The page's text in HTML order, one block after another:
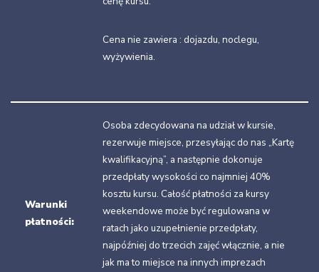
Cena nie zawiera : dojazdu, noclegu,
wyżywienia.
Warunki
płatności:
Osoba zdecydowana na udział w kursie,
rezerwuje miejsce, przesyłając do nas „Kartę
kwalifikacyjną”, a następnie dokonuje
przedpłaty wysokości co najmniej 40%
kosztu kursu. Całość płatności za kursy
weekendowe może być regulowana w
ratach jako uzupełnienie przedpłaty,
najpóźniej do trzecich zajęć włącznie, a nie
jak ma to miejsce na innych imprezach